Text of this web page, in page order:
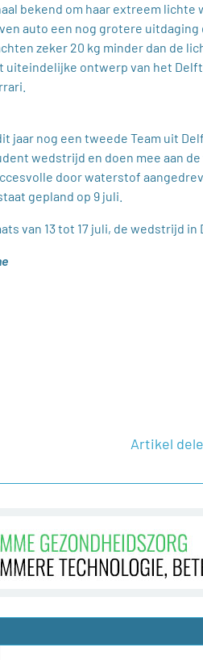
bekend om haar extreem lichte
auto een nog grotere
zeker 20 kg minder dan de
uiteindelijke ontwerp van het
jaar nog een tweede Team uit
wedstrijd en doen mee aan
door waterstof
gepland op 9 juli.
van 13 tot 17 juli, de wedstrijd
Artikel